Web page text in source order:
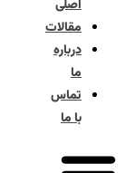
اصلی
مقالات
درباره
ما
تماس
با ما